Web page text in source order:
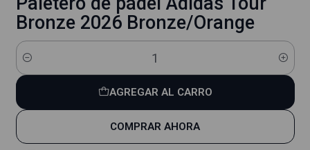
Bronze 2026 Bronze/Orange
Cantidad
AGREGAR AL CARRO
COMPRAR AHORA